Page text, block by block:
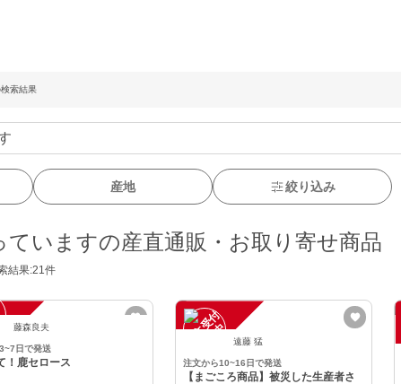
索結果
産地 絞り込み
ていますの産直通販・お取り寄せ商品
結果:21件
藤森良夫
日で発送
！鹿セロース
注
文
受
付
停
止
中 遠藤 猛
注文から10~16日で発送
【まごころ商品】被災した生産者さ